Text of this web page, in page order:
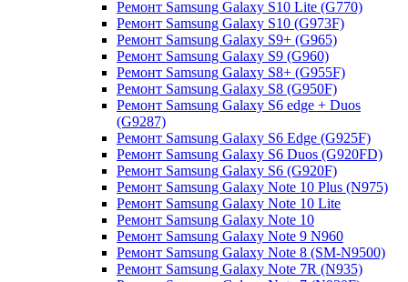
Ремонт Samsung Galaxy S10 Lite (G770)
Ремонт Samsung Galaxy S10 (G973F)
Ремонт Samsung Galaxy S9+ (G965)
Ремонт Samsung Galaxy S9 (G960)
Ремонт Samsung Galaxy S8+ (G955F)
Ремонт Samsung Galaxy S8 (G950F)
Ремонт Samsung Galaxy S6 edge + Duos
(G9287)
Ремонт Samsung Galaxy S6 Edge (G925F)
Ремонт Samsung Galaxy S6 Duos (G920FD)
Ремонт Samsung Galaxy S6 (G920F)
Ремонт Samsung Galaxy Note 10 Plus (N975)
Ремонт Samsung Galaxy Note 10 Lite
Ремонт Samsung Galaxy Note 10
Ремонт Samsung Galaxy Note 9 N960
Ремонт Samsung Galaxy Note 8 (SM-N9500)
Ремонт Samsung Galaxy Note 7R (N935)